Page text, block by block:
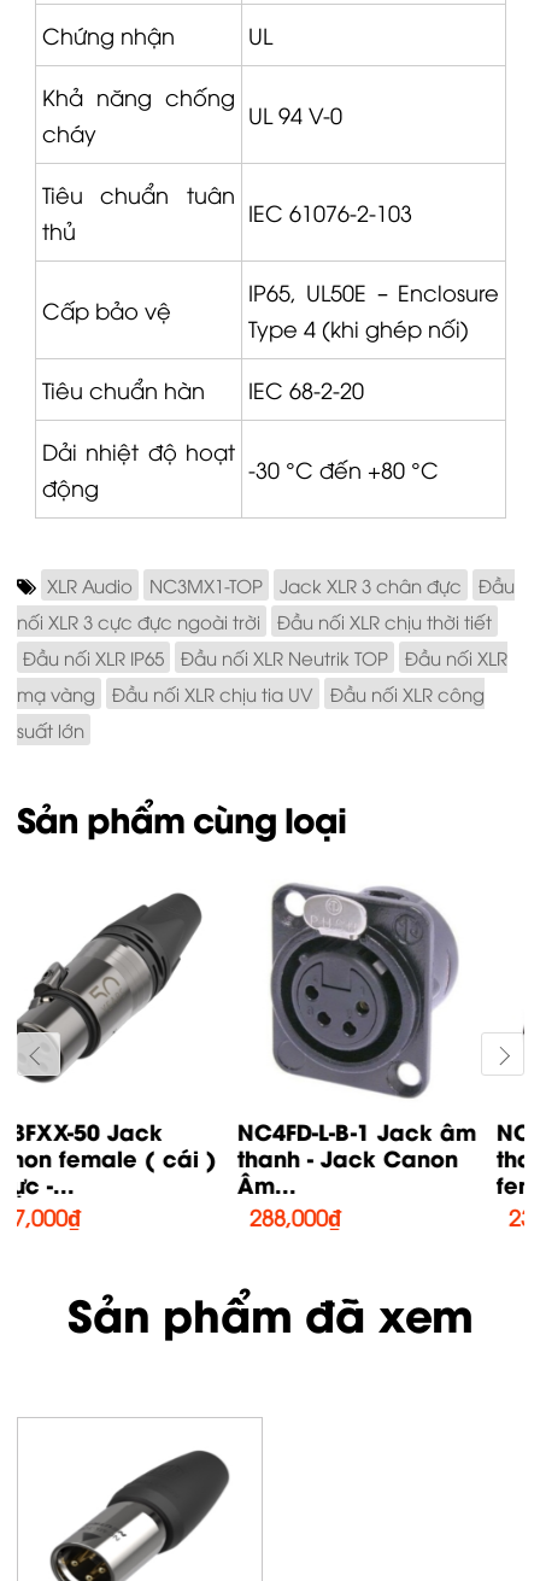
Chứng nhận UL
Khả năng chống
cháy
UL 94 V-0
Tiêu chuẩn tuân
thủ
IEC 61076-2-103
Cấp bảo vệ
IP65, UL50E – Enclosure
Type 4 (khi ghép nối)
Tiêu chuẩn hàn IEC 68-2-20
Dải nhiệt độ hoạt
động
-30 °C đến +80 °C
XLR Audio NC3MX1-TOP Jack XLR 3 chân đực
Đầu
nối XLR 3 cực đực ngoài trời
Đầu nối XLR chịu thời tiết
Đầu nối XLR IP65
Đầu nối XLR Neutrik TOP
Đầu nối XLR
mạ vàng
Đầu nối XLR chịu tia UV
Đầu nối XLR công
suất lớn
Sản phẩm cùng loại
NC4FD-L-B-1 Jack âm
thanh - Jack Canon
Âm...
288,000
NC4FXX-B Jack âm
thanh - Jack Canon
female (...
230,000
Sản phẩm đã xem